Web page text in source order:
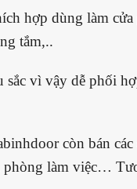
hợp dùng làm
tắm,..
vì vậy dễ phối
còn bán
phòng làm việc…